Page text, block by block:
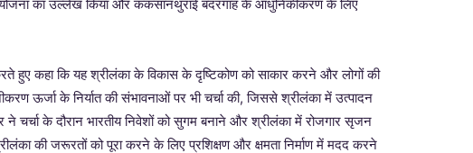
का उल्लेख किया और कंकसानथुराई बंदरगाह के आधुनिकीकरण के लिए
हुए कहा कि यह श्रीलंका के विकास के दृष्टिकोण को साकार करने और लोगों की
ऊर्जा के निर्यात की संभावनाओं पर भी चर्चा की, जिससे श्रीलंका में उत्पादन
के दौरान भारतीय निवेशों को सुगम बनाने और श्रीलंका में रोजगार सृजन
की जरूरतों को पूरा करने के लिए प्रशिक्षण और क्षमता निर्माण में मदद करने